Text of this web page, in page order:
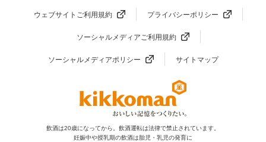
ウェブサイトご利用規約 プライバシーポリシー
ソーシャルメディアご利用規約
ソーシャルメディアポリシー サイトマップ
飲酒は20歳になってから。飲酒運転は法律で禁止されています。
妊娠中や授乳期の飲酒は胎児・乳児の発育に